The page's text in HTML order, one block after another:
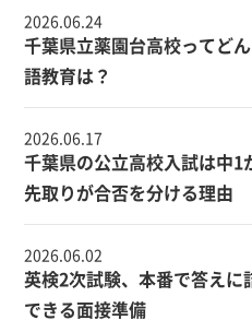
千葉県立薬園台高校ってど
語教育は？
2026.06.24
千葉県の公立高校入試は中
先取りが合否を分ける理由
2026.06.17
英検2次試験、本番で答えに
できる面接準備
2026.06.02